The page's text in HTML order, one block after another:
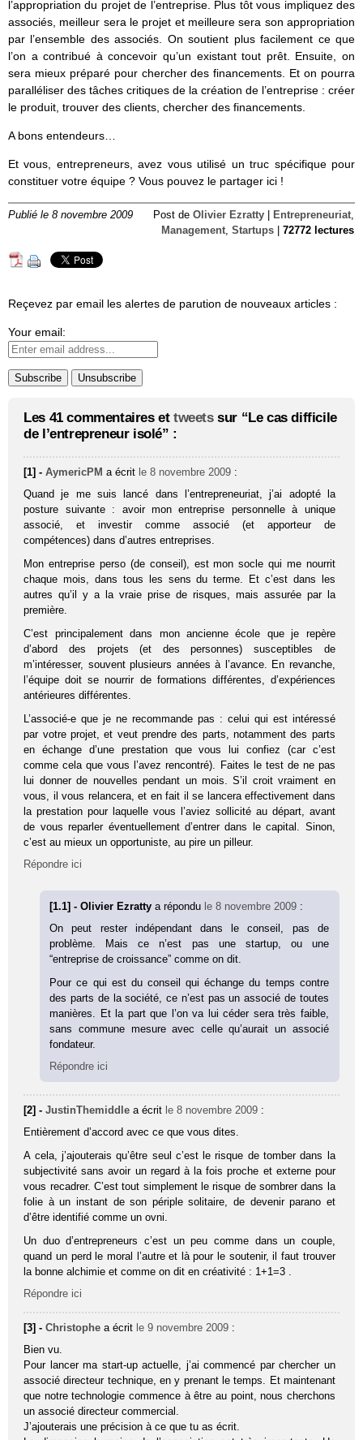
l’appropriation du projet de l’entreprise. Plus tôt vous impliquez des
associés, meilleur sera le projet et meilleure sera son appropriation
par l’ensemble des associés. On soutient plus facilement ce que
l’on a contribué à concevoir qu’un existant tout prêt. Ensuite, on
sera mieux préparé pour chercher des financements. Et on pourra
paralléliser des tâches critiques de la création de l’entreprise : créer
le produit, trouver des clients, chercher des financements.
A bons entendeurs…
Et vous, entrepreneurs, avez vous utilisé un truc spécifique pour
constituer votre équipe ? Vous pouvez le partager ici !
Publié le 8 novembre 2009 Post de Olivier Ezratty Entrepreneuriat,
Management, Startups 72772 lectures
Reçevez par email les alertes de parution de nouveaux articles :
Your email:
Les 41 commentaires et tweetssur “Le cas difficile
de l’entrepreneur isolé” :
[1] -AymericPM a écrit le 8 novembre 2009 :
Quand je me suis lancé dans l’entrepreneuriat, j’ai adopté la
posture suivante : avoir mon entreprise personnelle à unique
associé, et investir comme associé (et apporteur de
compétences) dans d’autres entreprises.
Mon entreprise perso (de conseil), est mon socle qui me nourrit
chaque mois, dans tous les sens du terme. Et c’est dans les
autres qu’il y a la vraie prise de risques, mais assurée par la
première.
C’est principalement dans mon ancienne école que je repère
d’abord des projets (et des personnes) susceptibles de
m’intéresser, souvent plusieurs années à l’avance. En revanche,
l’équipe doit se nourrir de formations différentes, d’expériences
antérieures différentes.
L’associé-e que je ne recommande pas : celui qui est intéressé
par votre projet, et veut prendre des parts, notamment des parts
en échange d’une prestation que vous lui confiez (car c’est
comme cela que vous l’avez rencontré). Faites le test de ne pas
lui donner de nouvelles pendant un mois. S’il croit vraiment en
vous, il vous relancera, et en fait il se lancera effectivement dans
la prestation pour laquelle vous l’aviez sollicité au départ, avant
de vous reparler éventuellement d’entrer dans le capital. Sinon,
c’est au mieux un opportuniste, au pire un pilleur.
Répondre ici
[1.1] - Olivier Ezrattya répondu le 8 novembre 2009 :
On peut rester indépendant dans le conseil, pas de
problème. Mais ce n’est pas une startup, ou une
“entreprise de croissance” comme on dit.
Pour ce qui est du conseil qui échange du temps contre
des parts de la société, ce n’est pas un associé de toutes
manières. Et la part que l’on va lui céder sera très faible,
sans commune mesure avec celle qu’aurait un associé
fondateur.
Répondre ici
[2] -JustinThemiddle a écrit le 8 novembre 2009 :
Entièrement d’accord avec ce que vous dites.
A cela, j’ajouterais qu’être seul c’est le risque de tomber dans la
subjectivité sans avoir un regard à la fois proche et externe pour
vous recadrer. C’est tout simplement le risque de sombrer dans la
folie à un instant de son périple solitaire, de devenir parano et
d’être identifié comme un ovni.
Un duo d’entrepreneurs c’est un peu comme dans un couple,
quand un perd le moral l’autre et là pour le soutenir, il faut trouver
la bonne alchimie et comme on dit en créativité : 1+1=3 .
Répondre ici
[3] -Christophe a écrit le 9 novembre 2009 :
Bien vu.
Pour lancer ma start-up actuelle, j’ai commencé par chercher un
associé directeur technique, en y prenant le temps. Et maintenant
que notre technologie commence à être au point, nous cherchons
un associé directeur commercial.
J’ajouterais une précision à ce que tu as écrit.